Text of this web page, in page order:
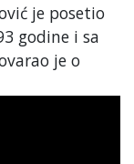
je posetio
godine i sa
je o